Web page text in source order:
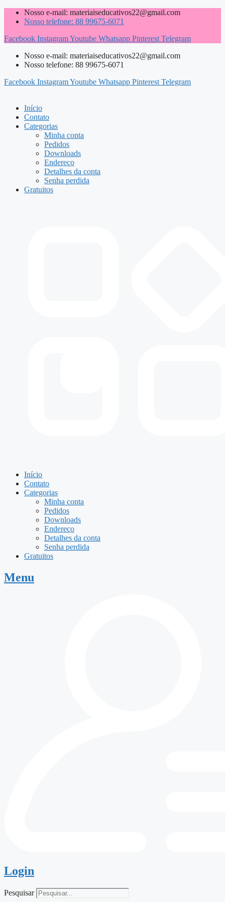
Pular
para
conteúdo
Nosso e-mail: materiaiseducativos22@gmail.com
Nosso telefone: 88 99675-6071
Facebook InstagramYoutube Whatsapp Pinterest Telegram
Nosso e-mail: materiaiseducativos22@gmail.com
Nosso telefone: 88 99675-6071
Facebook InstagramYoutube Whatsapp Pinterest Telegram
Início
Contato
Categorias
Minha conta
Pedidos
Downloads
Endereço
Detalhes da conta
Senha perdida
Gratuitos
Início
Contato
Categorias
Minha conta
Pedidos
Downloads
Endereço
Detalhes da conta
Senha perdida
Gratuitos
Menu
Login
Pesquisar